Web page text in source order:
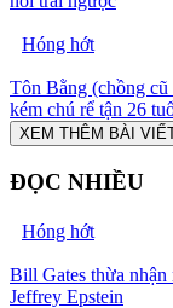
Hóng hớt
Tôn Bằng (chồng
kém chú rể tận 26
XEM THÊM BÀI
ĐỌC NHIỀU
Hóng hớt
Bill Gates thừa nhận
Jeffrey Epstein